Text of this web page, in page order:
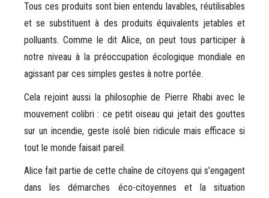
Tous ces produits sont bien entendu lavables, réutilisables
et se substituent à des produits équivalents jetables et
polluants. Comme le dit Alice, on peut tous participer à
notre niveau à la préoccupation écologique mondiale en
agissant par ces simples gestes à notre portée.
Cela rejoint aussi la philosophie de Pierre Rhabi avec le
mouvement colibri : ce petit oiseau qui jetait des gouttes
sur un incendie, geste isolé bien ridicule mais efficace si
tout le monde faisait pareil.
Alice fait partie de cette chaîne de citoyens qui s’engagent
dans les démarches éco-citoyennes et la situation